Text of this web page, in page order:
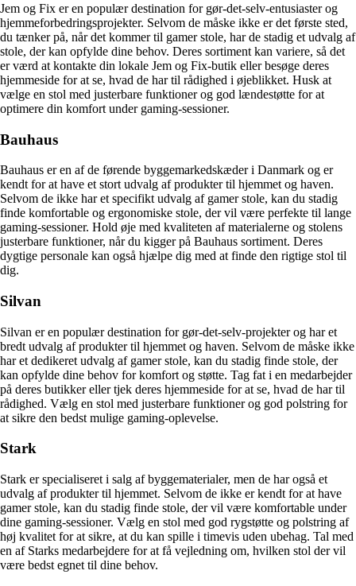
Jem og Fix er en populær destination for gør-det-selv-entusiaster og
hjemmeforbedringsprojekter. Selvom de måske ikke er det første sted,
du tænker på, når det kommer til gamer stole, har de stadig et udvalg af
stole, der kan opfylde dine behov. Deres sortiment kan variere, så det
er værd at kontakte din lokale Jem og Fix-butik eller besøge deres
hjemmeside for at se, hvad de har til rådighed i øjeblikket. Husk at
vælge en stol med justerbare funktioner og god lændestøtte for at
optimere din komfort under gaming-sessioner.
Bauhaus
Bauhaus er en af de førende byggemarkedskæder i Danmark og er
kendt for at have et stort udvalg af produkter til hjemmet og haven.
Selvom de ikke har et specifikt udvalg af gamer stole, kan du stadig
finde komfortable og ergonomiske stole, der vil være perfekte til lange
gaming-sessioner. Hold øje med kvaliteten af ​​materialerne og stolens
justerbare funktioner, når du kigger på Bauhaus sortiment. Deres
dygtige personale kan også hjælpe dig med at finde den rigtige stol til
dig.
Silvan
Silvan er en populær destination for gør-det-selv-projekter og har et
bredt udvalg af produkter til hjemmet og haven. Selvom de måske ikke
har et dedikeret udvalg af gamer stole, kan du stadig finde stole, der
kan opfylde dine behov for komfort og støtte. Tag fat i en medarbejder
på deres butikker eller tjek deres hjemmeside for at se, hvad de har til
rådighed. Vælg en stol med justerbare funktioner og god polstring for
at sikre den bedst mulige gaming-oplevelse.
Stark
Stark er specialiseret i salg af byggematerialer, men de har også et
udvalg af produkter til hjemmet. Selvom de ikke er kendt for at have
gamer stole, kan du stadig finde stole, der vil være komfortable under
dine gaming-sessioner. Vælg en stol med god rygstøtte og polstring af
høj kvalitet for at sikre, at du kan spille i timevis uden ubehag. Tal med
en af Starks medarbejdere for at få vejledning om, hvilken stol der vil
være bedst egnet til dine behov.